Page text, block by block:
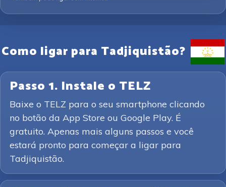
Como ligar para Tadjiquistão?
Passo 1. Instale o TELZ
Baixe o TELZ para o seu smartphone clicando
no botão da App Store ou Google Play. É
gratuito. Apenas mais alguns passos e você
estará pronto para começar a ligar para
Tadjiquistão.